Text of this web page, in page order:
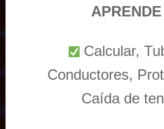
Calcular,
Conductores,
Caída de